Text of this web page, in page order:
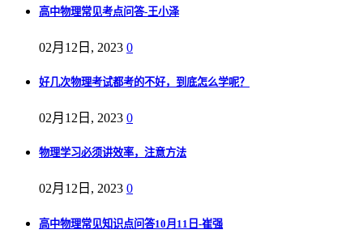
高中物理常见考点问答-王小泽
02月12日, 2023 0
好几次物理考试都考的不好，到底怎么学呢？
02月12日, 2023 0
物理学习必须讲效率，注意方法
02月12日, 2023 0
高中物理常见知识点问答10月11日-崔强